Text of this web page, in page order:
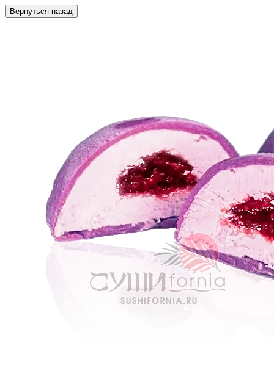
Вернуться назад